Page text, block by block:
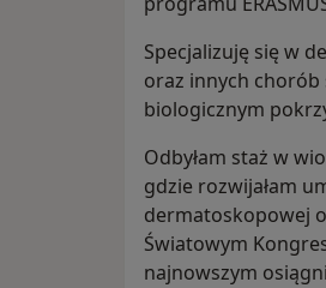
Specjalizuję się w
oraz innych chorób
biologicznym
Odbyłam staż w
gdzie rozwijałam
dermatoskopowej
Światowym
najnowszym